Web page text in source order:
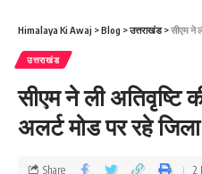
Himalaya Ki Awaj >Blog >उत्तराखंड>सीएम ने
उत्तराखंड
सीएम ने ली अतिवृष्टि
अलर्ट मोड पर रहे
Share 2